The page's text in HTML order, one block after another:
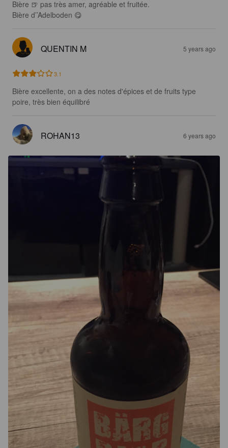
Bière 🍺 pas très amer, agréable et fruitée.
Bière d’’Adelboden 😋
QUENTIN M 5 years ago
3.1
Bière excellente, on a des notes d'épices et de fruits type
poire, très bien équilibré
ROHAN13 6 years ago